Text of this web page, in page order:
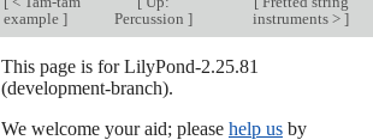
example ]
Percussion]
instruments > ]
This page is for LilyPond-2.25.81
(development-branch).
We welcome your aid; please help usby